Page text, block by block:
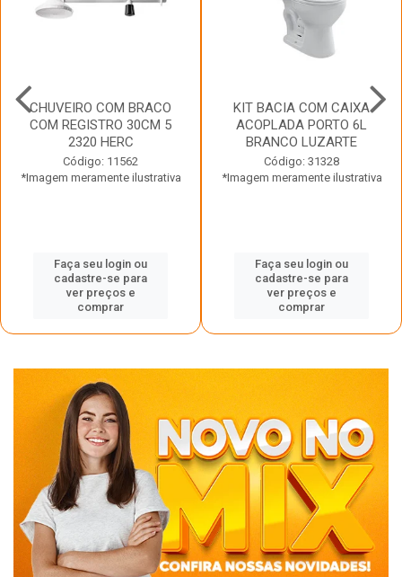
CHUVEIRO COM BRACO
COM REGISTRO 30CM 5
2320 HERC
Código: 11562
*Imagem meramente ilustrativa
Faça seu login ou
cadastre-se para
ver preços e
comprar
KIT BACIA COM CAIXA
ACOPLADA PORTO 6L
BRANCO LUZARTE
Código: 31328
*Imagem meramente ilustrativa
Faça seu login ou
cadastre-se para
ver preços e
comprar